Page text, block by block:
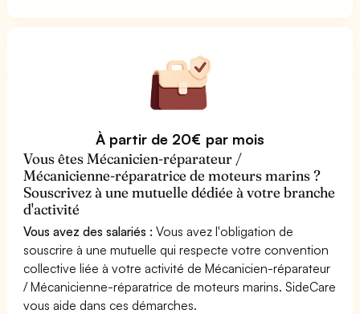
À partir de 20€ par mois
Vous êtes Mécanicien-réparateur /
Mécanicienne-réparatrice de moteurs marins ?
Souscrivez à une mutuelle dédiée à votre branche
d'activité
Vous avez des salariés : Vous avez l'obligation de
souscrire à une mutuelle qui respecte votre convention
collective liée à votre activité de Mécanicien-réparateur
/ Mécanicienne-réparatrice de moteurs marins. SideCare
vous aide dans ces démarches.